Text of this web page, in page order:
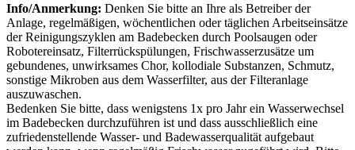
Info/Anmerkung: Denken Sie bitte an Ihre als Betreiber der
Anlage, regelmäßigen, wöchentlichen oder täglichen Arbeitseinsätze
der Reinigungszyklen am Badebecken durch Poolsaugen oder
Robotereinsatz, Filterrückspülungen, Frischwasserzusätze um
gebundenes, unwirksames Chor, kollodiale Substanzen, Schmutz,
sonstige Mikroben aus dem Wasserfilter, aus der Filteranlage
auszuwaschen.
Bedenken Sie bitte, dass wenigstens 1x pro Jahr ein Wasserwechsel
im Badebecken durchzuführen ist und dass ausschließlich eine
zufriedenstellende Wasser- und Badewasserqualität aufgebaut